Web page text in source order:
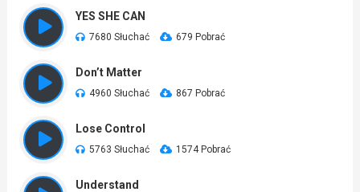
YES SHE CAN
7680 Słuchać 679 Pobrać
Don’t Matter
4960 Słuchać 867 Pobrać
Lose Control
5763 Słuchać 1574 Pobrać
Understand